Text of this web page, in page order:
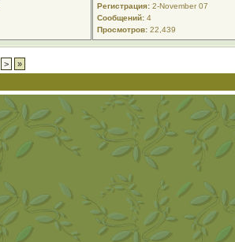
Регистрация: 2-November 07
Сообщений: 4
Просмотров: 22,439
> »